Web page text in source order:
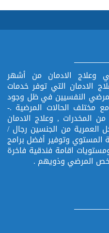
وعلاج الادمان من أشهر
الادمان التي توفر خدمات
النفسيين في ظل وجود
مختلف الحالات المرضية .-
من المخدرات , وعلاج الادمان
العمرية من الجنسين رجال /
المستوي وتوفير أفضل برامج
اقامة فندقية فاخرة
المرضي وذويهم .